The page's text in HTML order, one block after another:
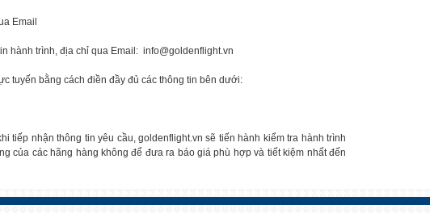
Email
hành trình, địa chỉ qua Email: info@goldenflight.vn
tuyến bằng cách điền đầy đủ các thông tin bên dưới:
tiếp nhận thông tin yêu cầu, goldenflight.vn sẽ tiến hành kiểm tra hành trình
của các hãng hàng không để đưa ra báo giá phù hợp và tiết kiệm nhất đến